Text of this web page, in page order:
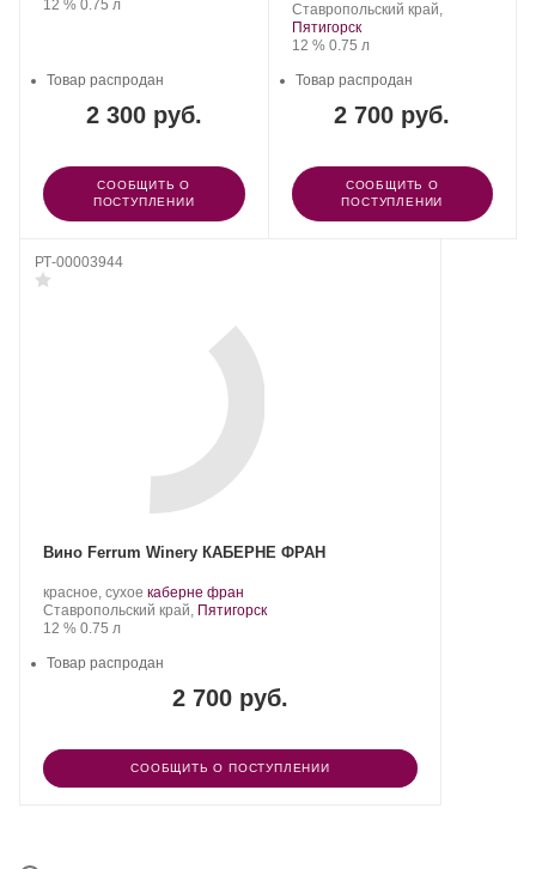
Крепость
12 %. Объем
0.75 л
2 300 руб.
Товар распродан
СООБЩИТЬ О
ПОСТУПЛЕНИИ
Winery. винограда:
Регион:
Ставропольский край,
Пятигорск
Крепость
12 %. Объем
0.75 л
2 700 руб.
Товар распродан
СООБЩИТЬ О
ПОСТУПЛЕНИИ
РТ-00003944
Вино Ferrum Winery КАБЕРНЕ ФРАН
Производитель:
Ferrum
Winery.
красное, сухое .
Сорт
каберне фран
Регион:
Ставропольский край, Пятигорск
Крепость
12 %. Объем
0.75 л
2 700 руб.
Товар распродан
СООБЩИТЬ О ПОСТУПЛЕНИИ